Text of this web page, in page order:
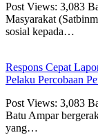
Post Views: 3,083
Masyarakat
sosial kepada…
Respons Cepat
Pelaku Percobaan
Post Views: 3,083
Batu Ampar
yang…